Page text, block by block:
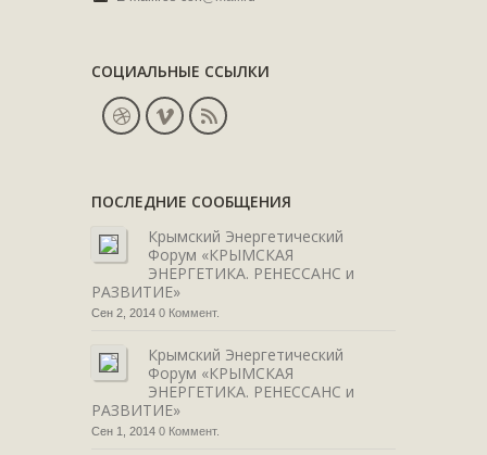
СОЦИАЛЬНЫЕ ССЫЛКИ
ПОСЛЕДНИЕ СООБЩЕНИЯ
Крымский Энергетический
Форум «КРЫМСКАЯ
ЭНЕРГЕТИКА. РЕНЕССАНС и
РАЗВИТИЕ»
Сен 2, 2014 0 Коммент.
Крымский Энергетический
Форум «КРЫМСКАЯ
ЭНЕРГЕТИКА. РЕНЕССАНС и
РАЗВИТИЕ»
Сен 1, 2014 0 Коммент.